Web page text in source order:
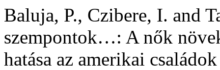
Baluja, P., Czibere, I. and
szempontok…: A nők
hatása az amerikai